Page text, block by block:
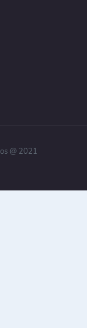
@ 2021